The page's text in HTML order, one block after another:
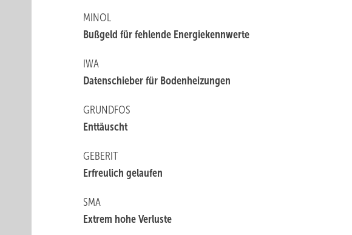
MINOL
Bußgeld für fehlende Energiekennwerte
IWA
Datenschieber für Bodenheizungen
GRUNDFOS
Enttäuscht
GEBERIT
Erfreulich gelaufen
SMA
Extrem hohe Verluste